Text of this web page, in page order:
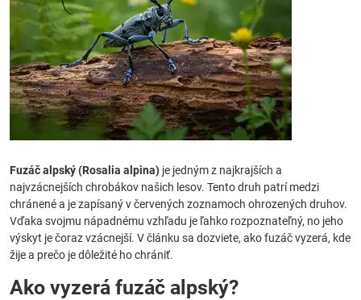
Fuzáč alpský (Rosalia alpina) je jedným z najkrajších a
najvzácnejších chrobákov našich lesov. Tento druh patrí medzi
chránené a je zapísaný v červených zoznamoch ohrozených druhov.
Vďaka svojmu nápadnému vzhľadu je ľahko rozpoznateľný, no jeho
výskyt je čoraz vzácnejší. V článku sa dozviete, ako fuzáč vyzerá, kde
žije a prečo je dôležité ho chrániť.
Ako vyzerá fuzáč alpský?